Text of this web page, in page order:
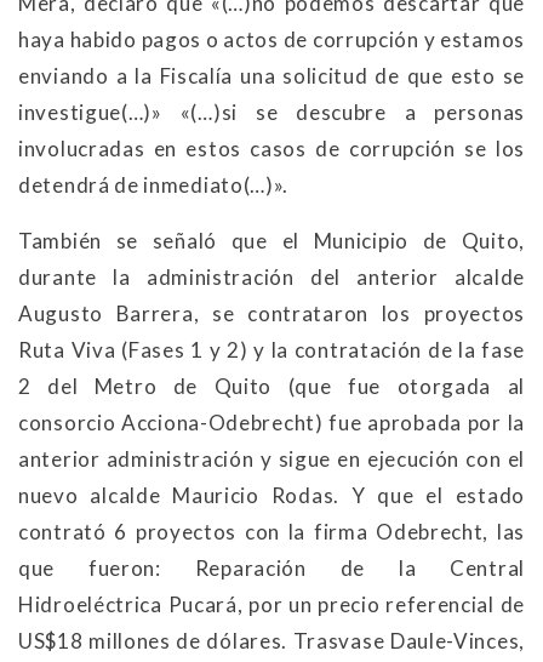
haya habido pagos o actos de corrupción y estamos
enviando a la Fiscalía una solicitud de que esto se
investigue(…)» «(…)si se descubre a personas
involucradas en estos casos de corrupción se los
detendrá de inmediato(…)».
También se señaló que el Municipio de Quito,
durante la administración del anterior alcalde
Augusto Barrera, se contrataron los proyectos
Ruta Viva (Fases 1 y 2) y la contratación de la fase
2 del Metro de Quito (que fue otorgada al
consorcio Acciona-Odebrecht) fue aprobada por la
anterior administración y sigue en ejecución con el
nuevo alcalde Mauricio Rodas. Y que el estado
contrató 6 proyectos con la firma Odebrecht, las
que fueron: Reparación de la Central
Hidroeléctrica Pucará, por un precio referencial de
US$18 millones de dólares. Trasvase Daule-Vinces,